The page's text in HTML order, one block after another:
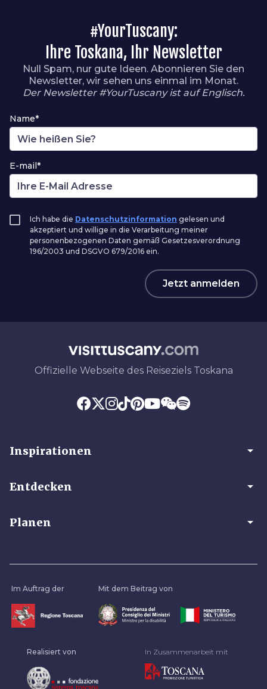
#YourTuscany:
Ihre Toskana, Ihr Newsletter
Null Spam, nur gute Ideen. Abonnieren Sie den
Newsletter, wir sehen uns einmal im Monat.
Der Newsletter #YourTuscany ist auf Englisch.
Name*
E-mail*
Ich habe die Datenschutzinformation gelesen und
akzeptiert und willige in die Verarbeitung meiner
personenbezogenen Daten gemäß Gesetzesverordnung
196/2003 und DSGVO 679/2016 ein.
Jetzt anmelden
Offizielle Webseite des Reiseziels Toskana
Inspirationen arrow_drop_down
Entdecken arrow_drop_down
Planen arrow_drop_down
Im Auftrag der Mit dem Beitrag von
Realisiert von In Zusammenarbeit mit